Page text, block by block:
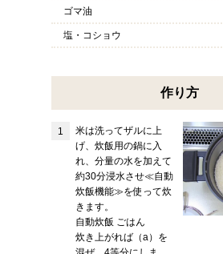
ゴマ油
塩・コショウ
作り方
米は洗ってザルに上
げ、炊飯用の鍋に入
れ、分量の水を加えて
約30分浸水させ≪自動
炊飯機能≫を使って炊
きます。
自動炊飯 ごはん
炊き上がれば（a）を